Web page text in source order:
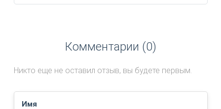
Комментарии (0)
Никто еще не оставил отзыв, вы будете первым.
Имя